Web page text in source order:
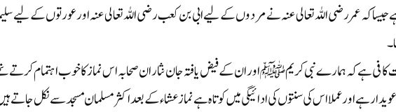
جیسا کہ عمررضی اللہ تعالی عنہ نے مردوں کےلیے ابی بن کعب رضی اللہ تعالی عنہ اور عورتوں کےلیے
ہے کہ ہمارے نبی کریم ﷺ اور ان کے فیض یافتہ جان نثاران صحابہ اس نماز کا خوب اہتمام کرتے
ہے اور عملا اس کی سنتوں کی ادائیگی میں کوتاہ ہے نماز عشاء کے بعد اکثر مسلمان مسجد سے نکل جاتے